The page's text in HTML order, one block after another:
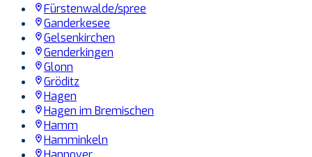
Fürstenwalde/spree
Ganderkesee
Gelsenkirchen
Genderkingen
Glonn
Gröditz
Hagen
Hagen im Bremischen
Hamm
Hamminkeln